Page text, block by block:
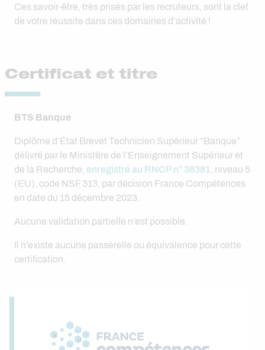
Ces savoir-être, très prisés par les recruteurs, sont la clef
de votre réussite dans ces domaines d’activité !
Certificat et titre
BTS Banque
Diplôme d’État Brevet Technicien Supérieur “Banque”
délivré par le Ministère de l’Enseignement Supérieur et
de la Recherche, enregistré au RNCP n° 38381
, niveau 5
(EU), code NSF 313, par décision France Compétences
en date du 15 décembre 2023.
Aucune validation partielle n’est possible.
Il n’existe aucune passerelle ou équivalence pour cette
certification.